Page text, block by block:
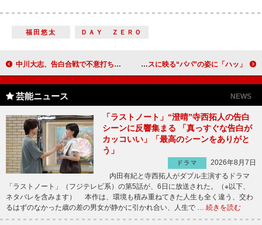
福田悠太 ＤＡＹ ＺＥＲＯ
中川大志、告白合戦で不意打ちのキス 高杉真宙は正攻法「幸せにするので」 千原ジュニア、子どもにデレデレ「いや～かわいいね」 ガラスに映る“パパ”の姿に「ハッ」
芸能ニュース NEWS
「ラストノート」“澄晴”寺西拓人の告白
シーンに反響集まる 「真っすぐな告白が
カッコいい」「最高のシーンをありがと
う」
ドラマ
2026年8月7日
内田有紀と寺西拓人がダブル主演するドラマ
「ラストノート」（フジテレビ系）の第5話が、6日に放送された。（※以下、
ネタバレを含みます） 本作は、環境も積み重ねてきた人生も全く違う、交わ
るはずのなかった歳の差の男女が静かに引かれ合い、人生で … 続きを読む